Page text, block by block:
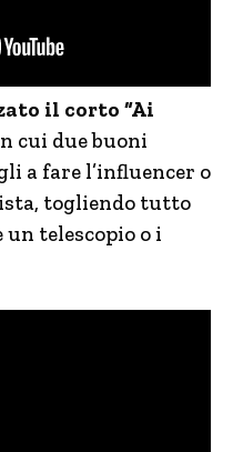
il corto “Ai
cui due buoni
a fare l’influencer o
togliendo tutto
telescopio o i